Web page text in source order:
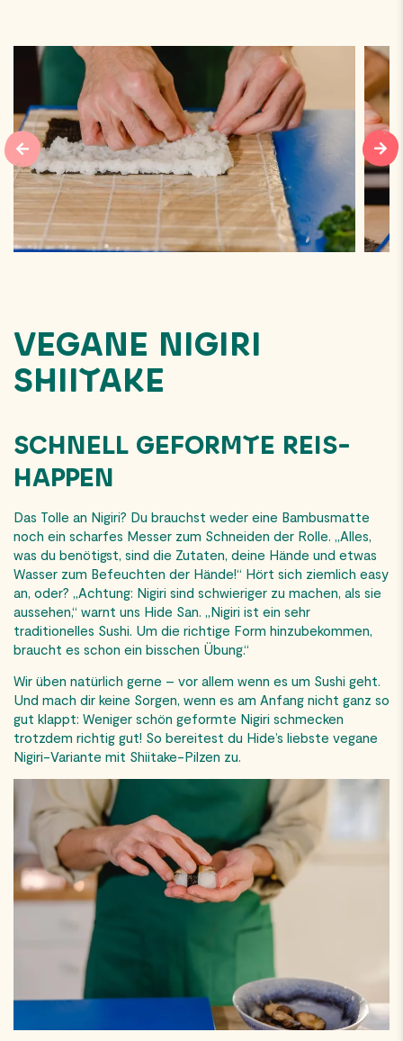
VEGANE NIGIRI
SHIITAKE
SCHNELL GEFORMTE REIS-
HAPPEN
Das Tolle an Nigiri? Du brauchst weder eine Bambusmatte
noch ein scharfes Messer zum Schneiden der Rolle. „Alles,
was du benötigst, sind die Zutaten, deine Hände und etwas
Wasser zum Befeuchten der Hände!“ Hört sich ziemlich easy
an, oder? „Achtung: Nigiri sind schwieriger zu machen, als sie
aussehen,“ warnt uns Hide San. „Nigiri ist ein sehr
traditionelles Sushi. Um die richtige Form hinzubekommen,
braucht es schon ein bisschen Übung.“
Wir üben natürlich gerne – vor allem wenn es um Sushi geht.
Und mach dir keine Sorgen, wenn es am Anfang nicht ganz so
gut klappt: Weniger schön geformte Nigiri schmecken
trotzdem richtig gut! So bereitest du Hide’s liebste vegane
Nigiri-Variante mit Shiitake-Pilzen zu.